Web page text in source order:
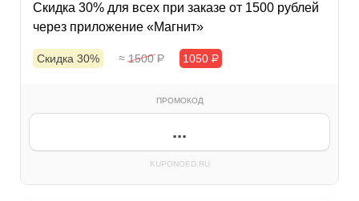
Скидка 30% для всех при заказе от 1500 рублей
через приложение «Магнит»
Скидка 30% ≈ 1500Р 1050 Р
ПРОМОКОД
...
KUPONOED.RU